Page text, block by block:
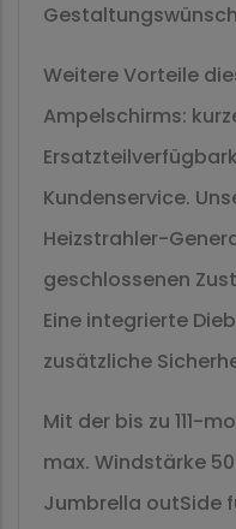
Weitere Vorteile
Ampelschirms:
Kundenservice.
Heizstrahler-
geschlossenen
Eine integrierte
zusätzliche
Mit der bis zu 111-
max. Windstärke
Jumbrella outSide